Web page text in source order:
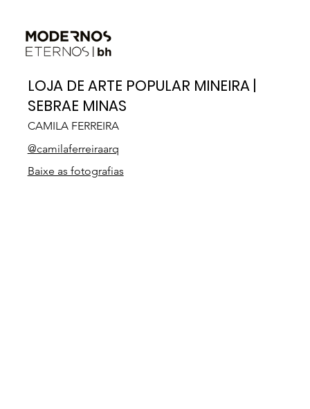
LOJA DE ARTE POPULAR MINEIRA |
SEBRAE MINAS
CAMILA FERREIRA
@camilaferreiraarq
Baixe as fotografias